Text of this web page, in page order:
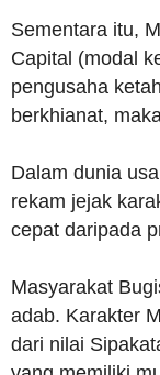
Sementara itu,
Capital (modal
pengusaha
berkhianat,
Dalam dunia
rekam jejak
cepat daripada
Masyarakat
adab. Karakter
dari nilai